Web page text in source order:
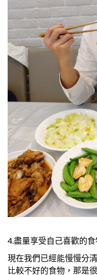
4.盡量享受自己喜歡的
現在我們已經能慢慢分
比較不好的食物，那是